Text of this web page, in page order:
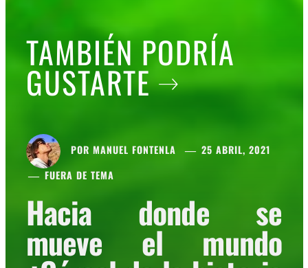
TAMBIÉN PODRÍA
GUSTARTE
POR MANUEL FONTENLA
25 ABRIL, 2021
FUERA DE TEMA
Hacia donde se
mueve el mundo